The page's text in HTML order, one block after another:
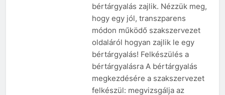
bértárgyalás zajlik. Nézzük meg,
hogy egy jól, transzparens
módon működő szakszervezet
oldaláról hogyan zajlik le egy
bértárgyalás! Felkészülés a
bértárgyalásra A bértárgyalás
megkezdésére a szakszervezet
felkészül: megvizsgálja az